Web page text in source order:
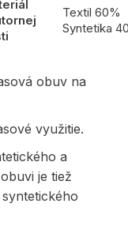
Textil 60%
Syntetika
obuv na
využitie.
a
je tiež